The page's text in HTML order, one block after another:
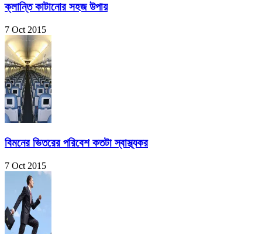
ক্লান্তি কাটানোর সহজ উপায়
7 Oct 2015
বিমনের ভিতরের পরিবেশ কতটা স্বাস্থ্যকর
7 Oct 2015